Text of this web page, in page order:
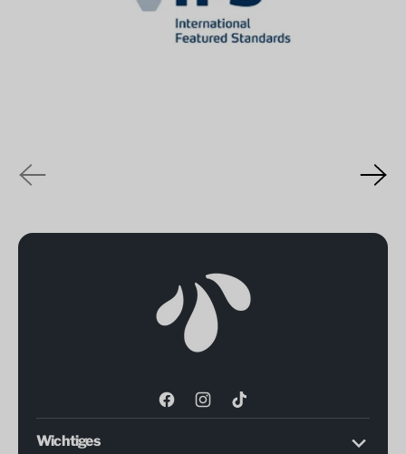
Facebook
Instagram
TikTok
Wichtiges